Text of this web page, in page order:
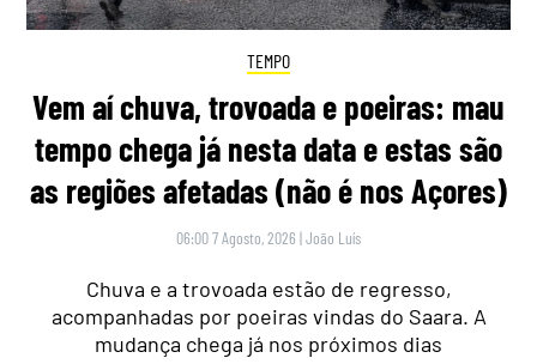
TEMPO
Vem aí chuva, trovoada e poeiras: mau
tempo chega já nesta data e estas são
as regiões afetadas (não é nos Açores)
06:00 7 Agosto, 2026 |João Luís
Chuva e a trovoada estão de regresso,
acompanhadas por poeiras vindas do Saara. A
mudança chega já nos próximos dias